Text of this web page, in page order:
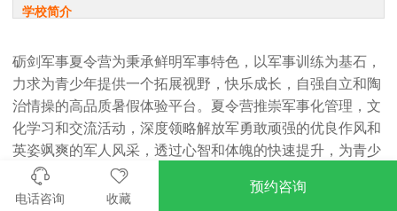
学校简介
砺剑军事夏令营为秉承鲜明军事特色，以军事训练为基石，
力求为青少年提供一个拓展视野，快乐成长，自强自立和陶
治情操的高品质暑假体验平台。夏令营推崇军事化管理，文
化学习和交流活动，深度领略解放军勇敢顽强的优良作风和
英姿飒爽的军人风采，透过心智和体魄的快速提升，为青少
年扬帆起航的人生征途赋予终身受益的宝贵能量。
电话咨询 收藏
预约咨询